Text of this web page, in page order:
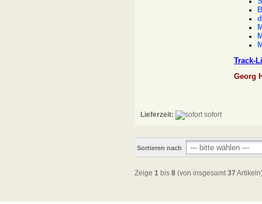
Track-
Georg
Lieferzeit: sofort
Sortieren nach
Zeige 1 bis 8 (von insgesamt37